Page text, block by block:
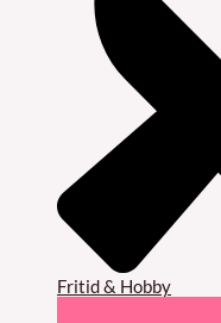
Fritid & Hobby